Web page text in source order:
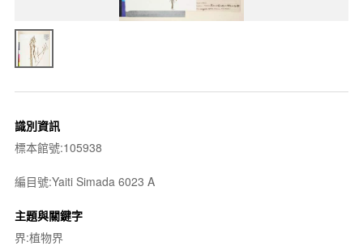
識別資訊
標本館號:105938
編目號:Yaiti Simada 6023 A
主題與關鍵字
界:植物界